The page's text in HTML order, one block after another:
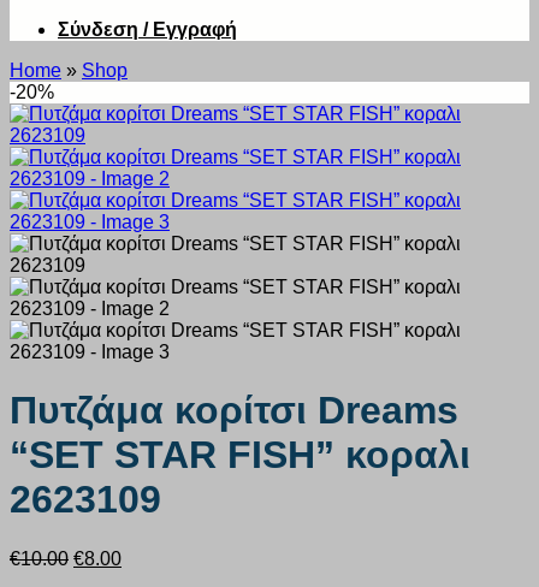
Σύνδεση / Εγγραφή
Home » Shop
-20%
Πυτζάμα κορίτσι Dreams
“SET STAR FISH” κοραλι
2623109
€10.00 Original
€8.00Η